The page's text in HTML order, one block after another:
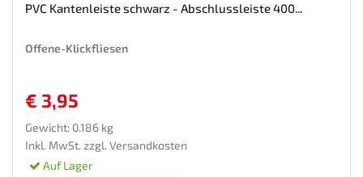
PVC Kantenleiste schwarz - Abschlussleiste 400...
Offene-Klickfliesen
€ 3,95
Gewicht: 0.186 kg
Inkl. MwSt. zzgl. Versandkosten
Auf Lager